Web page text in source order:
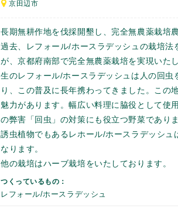
京田辺市
長期無耕作地を伐採開墾し、完全無農薬栽培
過去、レフォール/ホースラデッシュの栽培法
が、京都府南部で完全無農薬栽培を実現いたし
生のレフォール/ホースラデッシュは人の回虫
り、この普及に長年携わってきました。この
魅力があります。幅広い料理に脇役として使
の弊害「回虫」の対策にも役立つ野菜でありま
誘虫植物でもあるレホール/ホースラデッシュ
なります。
他の栽培はハーブ栽培をいたしております。
つくっているもの：
レフォール/ホースラデッシュ